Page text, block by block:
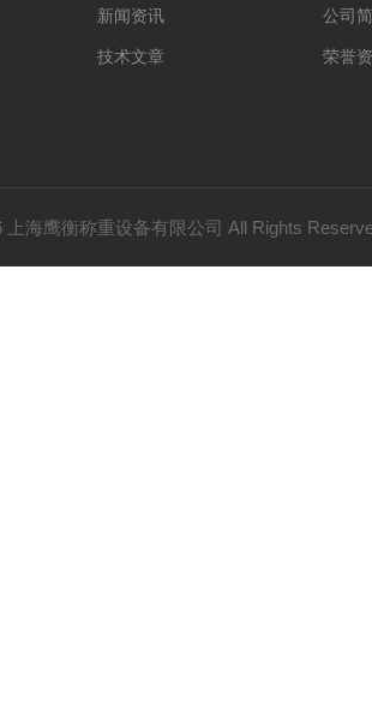
新闻资讯
技术文章
公司
荣誉
上海鹰衡称重设备有限公司 All Rights